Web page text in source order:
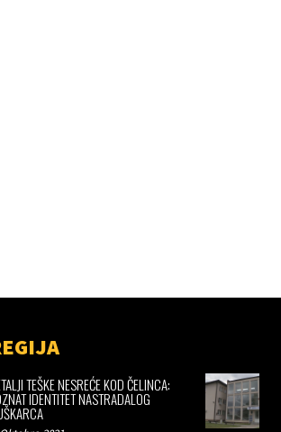
TEŠKE NESREĆE KOD ČELINCA:
IDENTITET NASTRADALOG